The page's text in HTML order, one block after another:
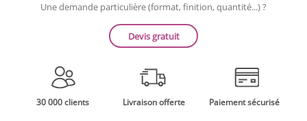
Une demande particulière (format, finition, quantité...) ?
Devis gratuit
30 000 clients Livraison offerte Paiement sécurisé